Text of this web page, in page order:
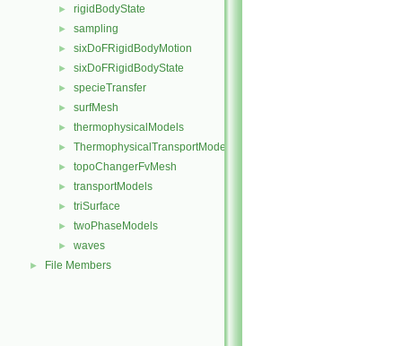
► rigidBodyState
► sampling
► sixDoFRigidBodyMotion
► sixDoFRigidBodyState
► specieTransfer
► surfMesh
► thermophysicalModels
► ThermophysicalTransportModels
► topoChangerFvMesh
► transportModels
► triSurface
► twoPhaseModels
► waves
► File Members